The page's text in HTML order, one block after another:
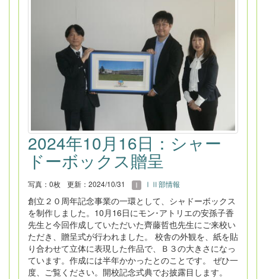
2024年10月16日：シャー
ドーボックス贈呈
写真：0枚 更新：2024/10/31 ⅠⅡ部情報
創立２０周年記念事業の一環として、シャドーボックス
を制作しました。10月16日にモン･アトリエの安孫子香
先生と今回作成していただいた齊藤哲也先生にご来校い
ただき、贈呈式が行われました。 校舎の外観を、紙を貼
り合わせて立体に表現した作品で、Ｂ３の大きさになっ
ています。作成には半年かかったとのことです。 ぜひ一
度、ご覧ください。開校記念式典でお披露目します。